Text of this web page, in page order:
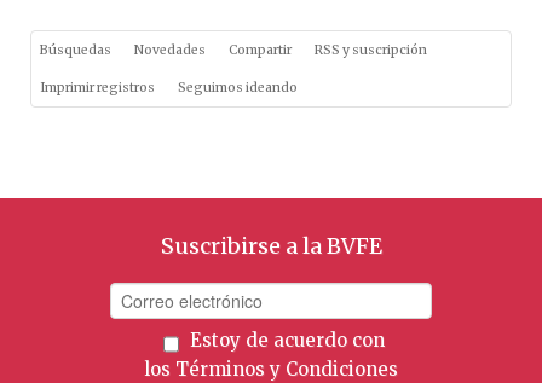
Búsquedas Novedades Compartir RSS y suscripción
Imprimir registros Seguimos ideando
Suscribirse a la BVFE
Estoy de acuerdo con
los Términos y Condiciones